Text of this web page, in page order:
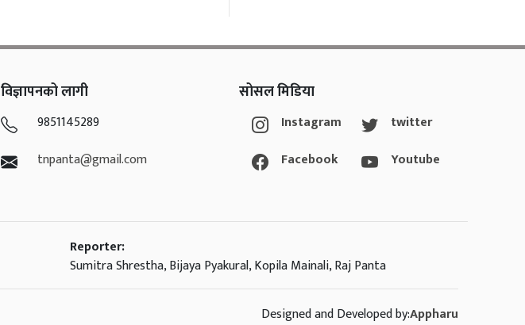
विज्ञापनको लागी
9851145289
tnpanta@gmail.com
सोसल मिडिया
Instagram
Facebook
twitter
Youtube
Reporter:
Sumitra Shrestha, Bijaya Pyakural, Kopila Mainali, Raj Panta
Designed and Developed by:Appharu